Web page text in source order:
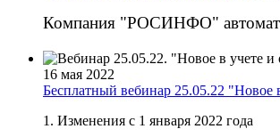
Компания "РОСИНФО"
16 мая 2022
Бесплатный вебинар 25.05.22 "Новое
1. Изменения с 1 января 2022 года